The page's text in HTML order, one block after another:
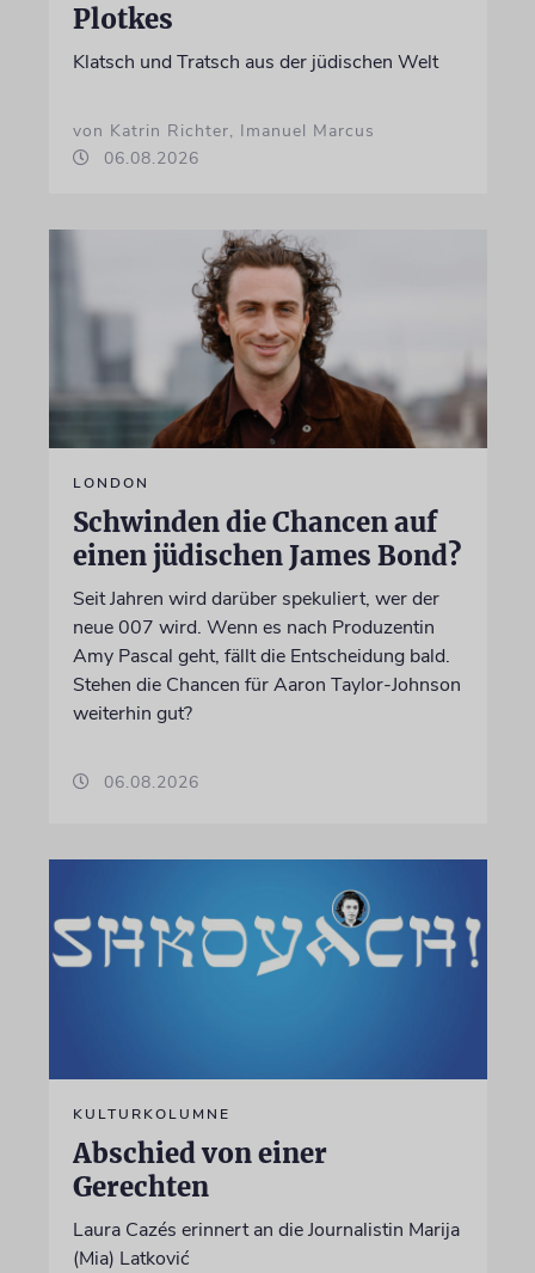
Plotkes
Klatsch und Tratsch aus der jüdischen Welt
von Katrin Richter, Imanuel Marcus
06.08.2026
LONDON
Schwinden die Chancen auf
einen jüdischen James Bond?
Seit Jahren wird darüber spekuliert, wer der
neue 007 wird. Wenn es nach Produzentin
Amy Pascal geht, fällt die Entscheidung bald.
Stehen die Chancen für Aaron Taylor-Johnson
weiterhin gut?
06.08.2026
KULTURKOLUMNE
Abschied von einer
Gerechten
Laura Cazés erinnert an die Journalistin Marija
(Mia) Latković